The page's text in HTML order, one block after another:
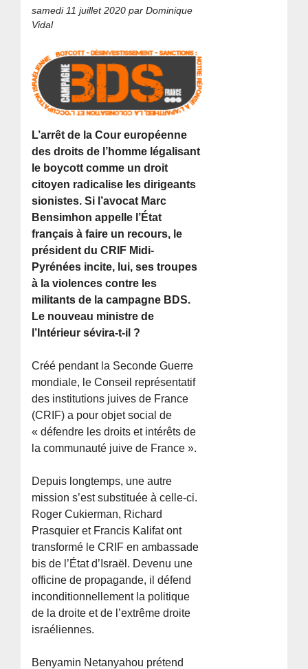
samedi 11 juillet 2020 par Dominique
Vidal
L’arrêt de la Cour européenne
des droits de l’homme légalisant
le boycott comme un droit
citoyen radicalise les dirigeants
sionistes. Si l’avocat Marc
Bensimhon appelle l’État
français à faire un recours, le
président du CRIF Midi-
Pyrénées incite, lui, ses troupes
à la violences contre les
militants de la campagne BDS.
Le nouveau ministre de
l’Intérieur sévira-t-il ?
Créé pendant la Seconde Guerre
mondiale, le Conseil représentatif
des institutions juives de France
(CRIF) a pour objet social de
« défendre les droits et intérêts de
la communauté juive de France ».
Depuis longtemps, une autre
mission s’est substituée à celle-ci.
Roger Cukierman, Richard
Prasquier et Francis Kalifat ont
transformé le CRIF en ambassade
bis de l’État d’Israël. Devenu une
officine de propagande, il défend
inconditionnellement la politique
de la droite et de l’extrême droite
israéliennes.
Benyamin Netanyahou prétend